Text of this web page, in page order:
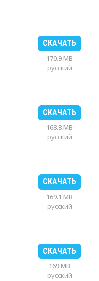
СКАЧАТЬ
170.9 MB
русский
СКАЧАТЬ
168.8 MB
русский
СКАЧАТЬ
169.1 MB
русский
СКАЧАТЬ
169 MB
русский